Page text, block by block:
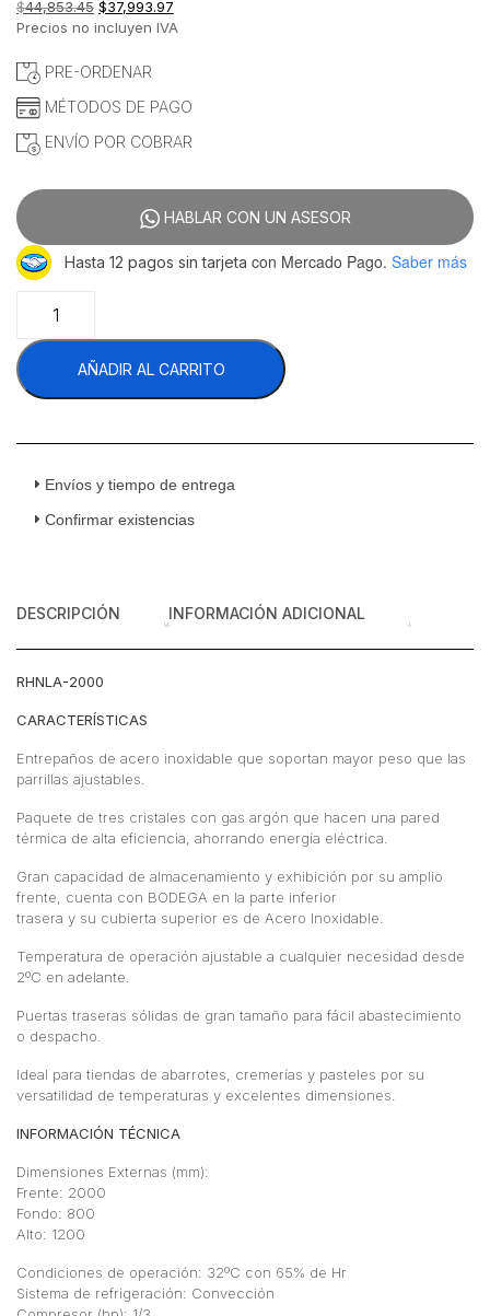
$44,853.45 El
precio
era:
$37,993.97
precio
Precios no incluyen IVA
PRE-ORDENAR
MÉTODOS DE PAGO
ENVÍO POR COBRAR
HABLAR CON UN ASESOR
Hasta 12 pagos sin tarjeta con Mercado Pago. Saber más
RHNLA-
2000
Vitrina
Cremera
Recto
Acero
AÑADIR AL CARRITO
Envíos y tiempo de entrega
Confirmar existencias
DESCRIPCIÓN INFORMACIÓN ADICIONAL
RHNLA-2000
CARACTERÍSTICAS
Entrepaños de acero inoxidable que soportan mayor peso que las
parrillas ajustables.
Paquete de tres cristales con gas argón que hacen una pared
térmica de alta eficiencia, ahorrando energía eléctrica.
Gran capacidad de almacenamiento y exhibición por su amplio
frente, cuenta con BODEGA en la parte inferior
trasera y su cubierta superior es de Acero Inoxidable.
Temperatura de operación ajustable a cualquier necesidad desde
2ºC en adelante.
Puertas traseras sólidas de gran tamaño para fácil abastecimiento
o despacho.
Ideal para tiendas de abarrotes, cremerías y pasteles por su
versatilidad de temperaturas y excelentes dimensiones.
INFORMACIÓN TÉCNICA
Dimensiones Externas (mm):
Frente: 2000
Fondo: 800
Alto: 1200
Condiciones de operación: 32ºC con 65% de Hr
Sistema de refrigeración: Convección